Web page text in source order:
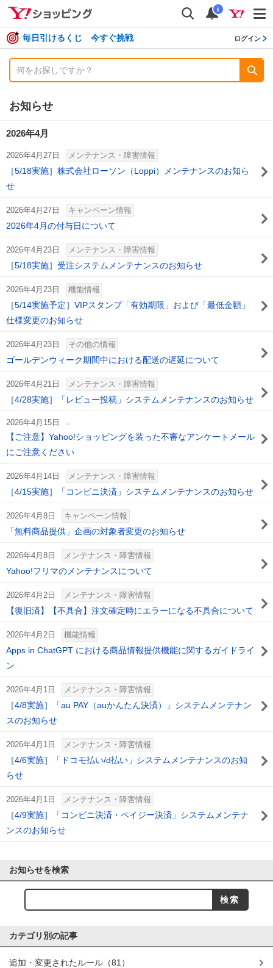
検索
通知
i
毎日引けるくじ 今すぐ挑戦 ログイン
お知らせ
2026年4月
2026年4月27日 メンテナンス・障害情報
［5/18実施］株式会社ローソン（Loppi）メンテナンスのお知ら
せ
2026年4月27日 キャンペーン情報
2026年4月の付与日について
2026年4月23日 メンテナンス・障害情報
［5/18実施］受注システムメンテナンスのお知らせ
2026年4月23日 機能情報
［5/14実施予定］VIPスタンプ「有効期限」および「最低金額」
仕様変更のお知らせ
2026年4月23日 その他の情報
ゴールデンウィーク期間中における配送の遅延について
2026年4月21日 メンテナンス・障害情報
［4/28実施］「レビュー投稿」システムメンテナンスのお知らせ
2026年4月15日
【ご注意】Yahoo!ショッピングを装った不審なアンケートメール
にご注意ください
2026年4月14日 メンテナンス・障害情報
［4/15実施］「コンビニ決済」システムメンテナンスのお知らせ
2026年4月8日 キャンペーン情報
「無料商品提供」企画の対象者変更のお知らせ
2026年4月8日 メンテナンス・障害情報
Yahoo!フリマのメンテナンスについて
2026年4月2日 メンテナンス・障害情報
【復旧済】【不具合】注文確定時にエラーになる不具合について
2026年4月2日 機能情報
Apps in ChatGPT における商品情報提供機能に関するガイドライ
ン
2026年4月1日 メンテナンス・障害情報
［4/8実施］「au PAY（auかんたん決済）」システムメンテナン
スのお知らせ
2026年4月1日 メンテナンス・障害情報
［4/6実施］「ドコモ払い/d払い」システムメンテナンスのお知
らせ
2026年4月1日 メンテナンス・障害情報
［4/9実施］「コンビニ決済・ペイジー決済」システムメンテナ
ンスのお知らせ
お知らせを検索
カテゴリ別の記事
追加・変更されたルール （81）